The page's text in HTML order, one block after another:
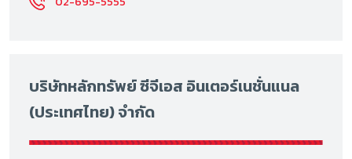
บริษัทหลักทรัพย์ ซีจีเอส อินเตอร์เนชั่นแนล
(ประเทศไทย) จำกัด